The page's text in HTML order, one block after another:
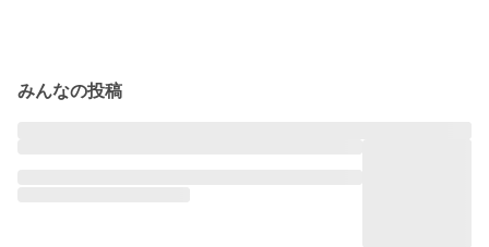
みんなの投稿